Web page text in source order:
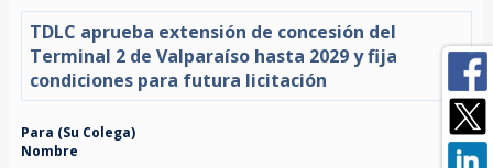
TDLC aprueba extensión de concesión del
Terminal 2 de Valparaíso hasta 2029 y fija
condiciones para futura licitación
Para (Su Colega)
Nombre